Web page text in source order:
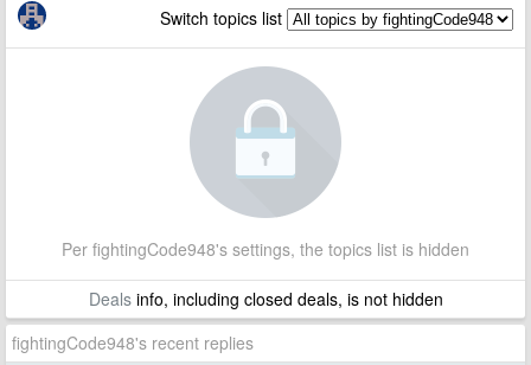
Switch topics list
Per fightingCode948's settings, the topics list is hidden
Dealsinfo, including closed deals, is not hidden
fightingCode948's recent replies